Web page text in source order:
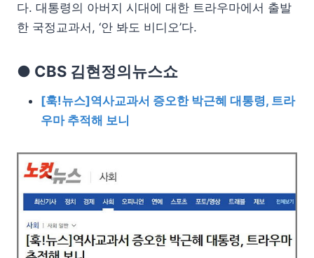
다. 대통령의 아버지 시대에 대한 트라우마에서 출발
한 국정교과서, ‘안 봐도 비디오’다.
● CBS 김현정의뉴스쇼
[훅!뉴스]역사교과서 증오한 박근혜 대통령, 트라
우마 추적해 보니